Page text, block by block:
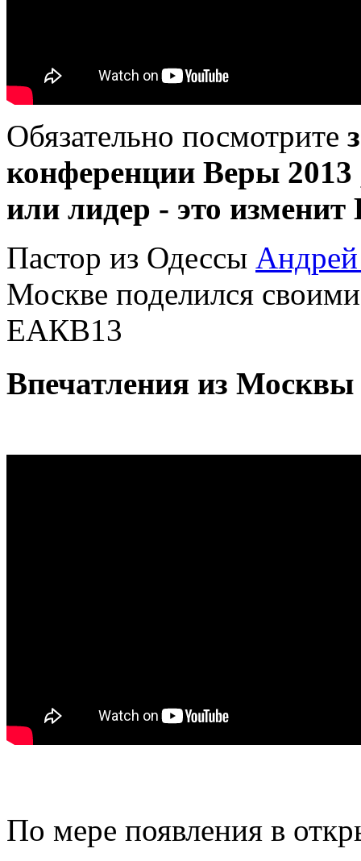
Обязательно посмотрите
конференции Веры 2013
или лидер - это
Пастор из Одессы Андрей
Москве поделился
ЕАКВ13
Впечатления из
По мере появления в